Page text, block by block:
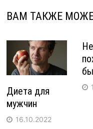
ВАМ ТАКЖЕ
Диета для
мужчин
16.10.2022